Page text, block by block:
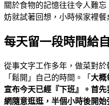
關於食物的記憶往往令人難
妨就試著回想，小時候家裡餐
每天留一段時間給
從事文字工作多年，做菜對
「鬆開」自己的時間。「 大概
宣布今天已經『下班』。首
網隨意逛逛，半個小時後開始